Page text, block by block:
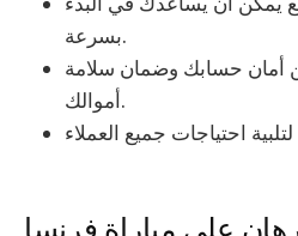
بسرعة.
أمان حسابك وضمان سلامة
أموالك.